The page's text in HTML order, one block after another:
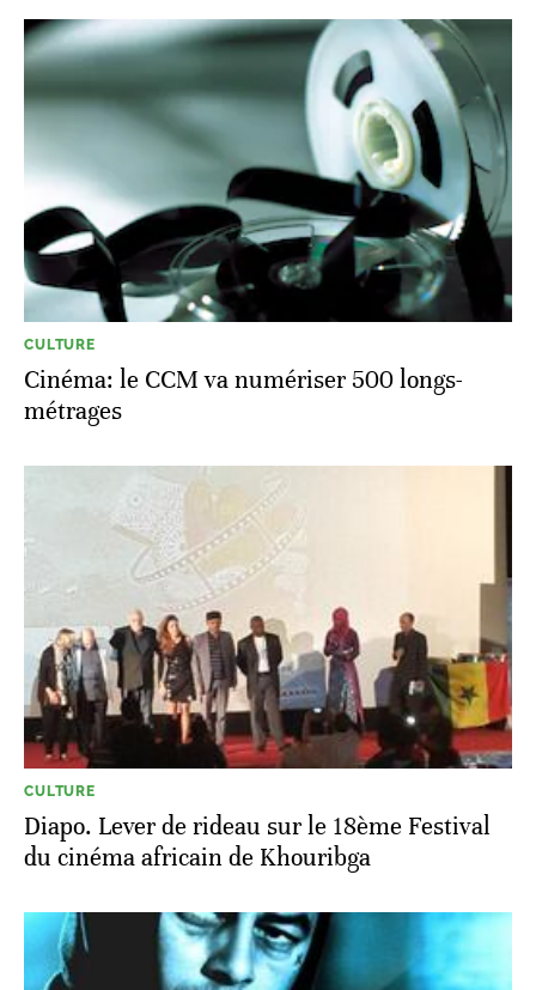
CULTURE
Cinéma: le CCM va numériser 500 longs-
métrages
CULTURE
Diapo. Lever de rideau sur le 18ème Festival
du cinéma africain de Khouribga